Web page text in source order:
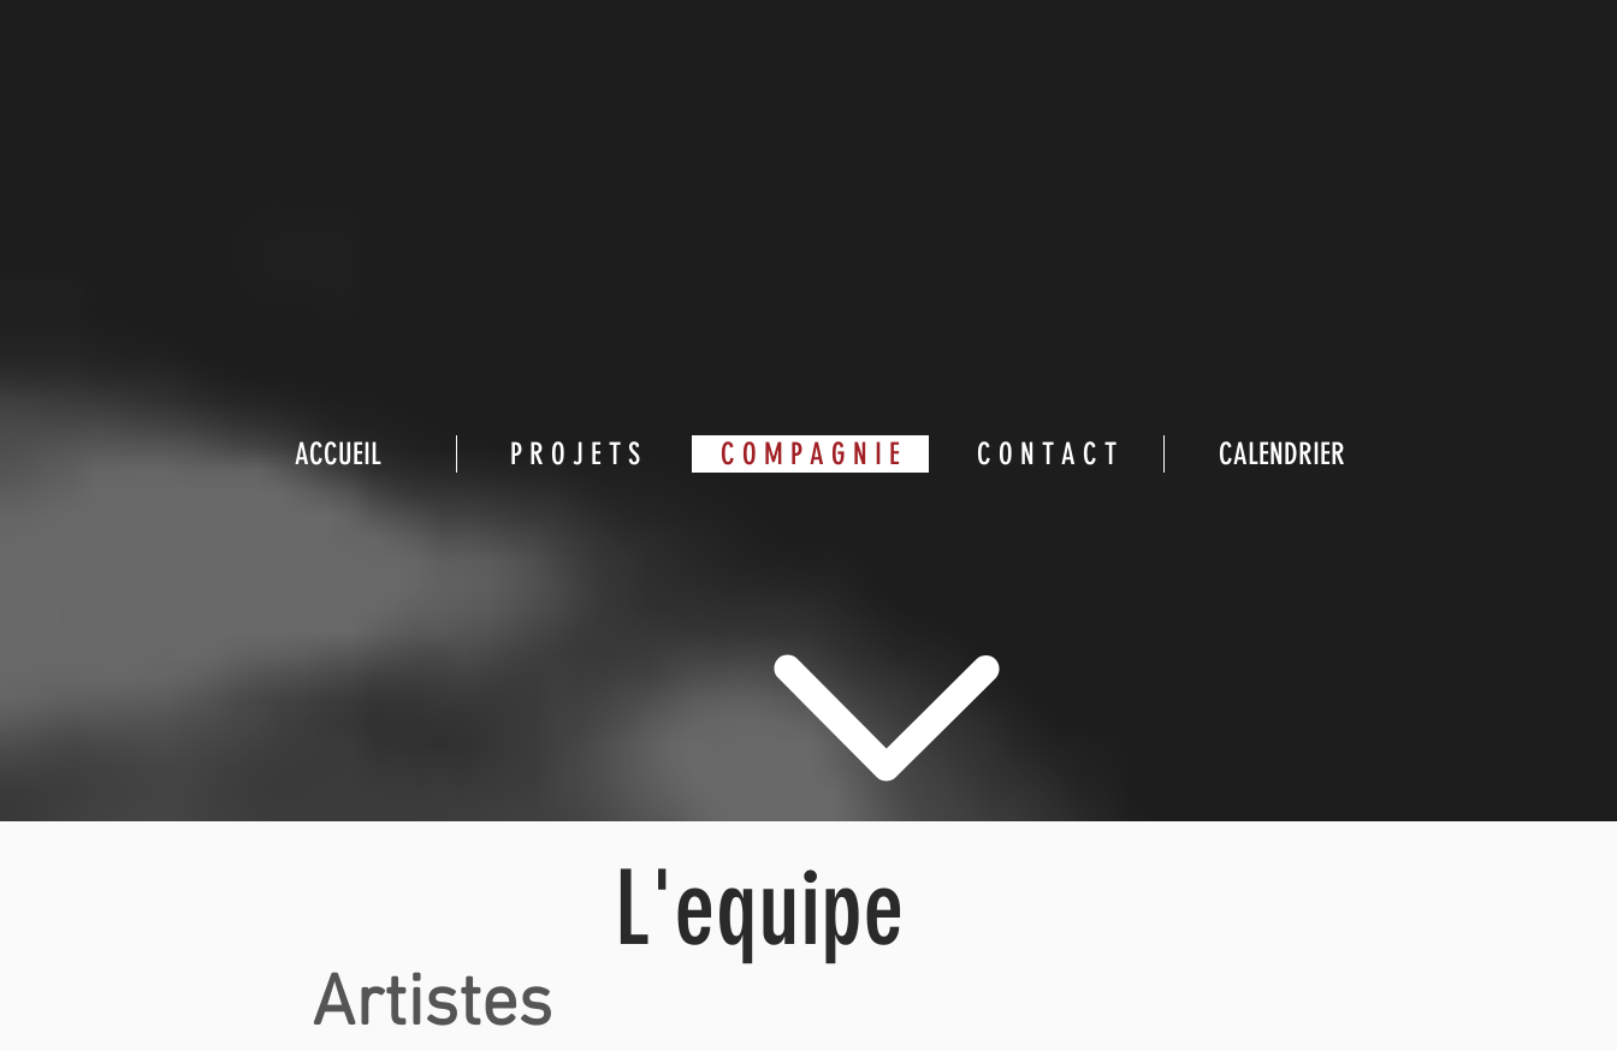
ACCUEIL P R O J E T S C O M P A G N I E C O N T A C T CALENDRIER
Artistes
L'equipe